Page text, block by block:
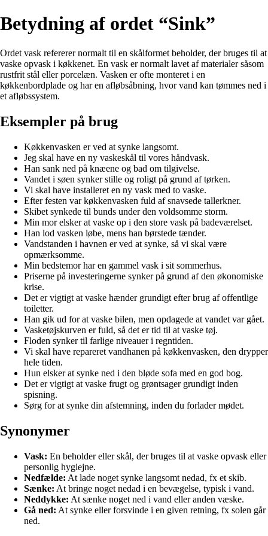
Betydning af ordet “Sink”
Ordet vask refererer normalt til en skålformet beholder, der bruges til at
vaske opvask i køkkenet. En vask er normalt lavet af materialer såsom
rustfrit stål eller porcelæn. Vasken er ofte monteret i en
køkkenbordplade og har en afløbsåbning, hvor vand kan tømmes ned i
et afløbssystem.
Eksempler på brug
Køkkenvasken er ved at synke langsomt.
Jeg skal have en ny vaskeskål til vores håndvask.
Han sank ned på knæene og bad om tilgivelse.
Vandet i søen synker stille og roligt på grund af tørken.
Vi skal have installeret en ny vask med to vaske.
Efter festen var køkkenvasken fuld af snavsede tallerkner.
Skibet synkede til bunds under den voldsomme storm.
Min mor elsker at vaske op i den store vask på badeværelset.
Han lod vasken løbe, mens han børstede tænder.
Vandstanden i havnen er ved at synke, så vi skal være
opmærksomme.
Min bedstemor har en gammel vask i sit sommerhus.
Priserne på investeringerne synker på grund af den økonomiske
krise.
Det er vigtigt at vaske hænder grundigt efter brug af offentlige
toiletter.
Han gik ud for at vaske bilen, men opdagede at vandet var gået.
Vasketøjskurven er fuld, så det er tid til at vaske tøj.
Floden synker til farlige niveauer i regntiden.
Vi skal have repareret vandhanen på køkkenvasken, den drypper
hele tiden.
Hun elsker at synke ned i den bløde sofa med en god bog.
Det er vigtigt at vaske frugt og grøntsager grundigt inden
spisning.
Sørg for at synke din afstemning, inden du forlader mødet.
Synonymer
Vask: En beholder eller skål, der bruges til at vaske opvask eller
personlig hygiejne.
Nedfælde: At lade noget synke langsomt nedad, fx et skib.
Sænke: At bringe noget nedad i en bevægelse, typisk i vand.
Neddykke: At sænke noget ned i vand eller anden væske.
Gå ned: At synke eller forsvinde i en given retning, fx solen går
ned.